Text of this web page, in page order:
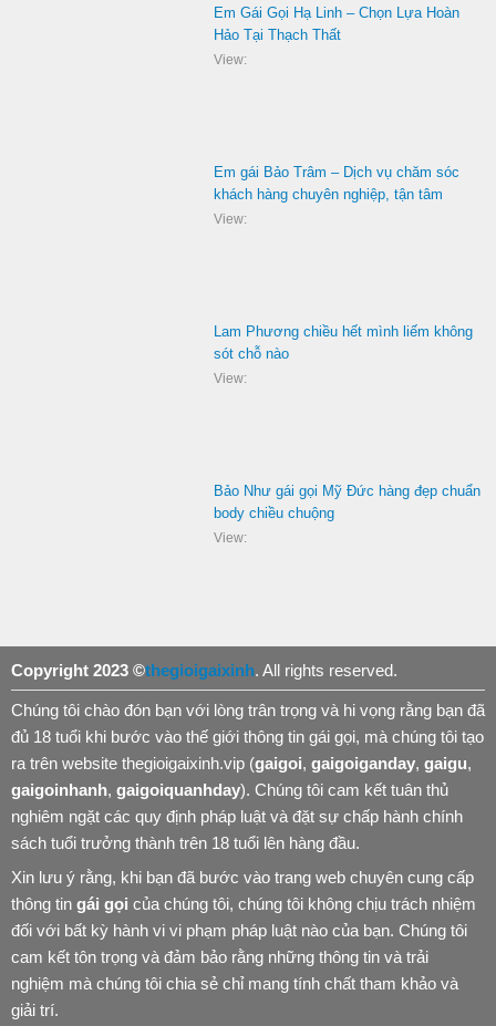
Em Gái Gọi Hạ Linh – Chọn Lựa Hoàn
Hảo Tại Thạch Thất
View:
Em gái Bảo Trâm – Dịch vụ chăm sóc
khách hàng chuyên nghiệp, tận tâm
View:
Lam Phương chiều hết mình liếm không
sót chỗ nào
View:
Bảo Như gái gọi Mỹ Đức hàng đẹp chuẩn
body chiều chuộng
View:
Copyright 2023 ©thegioigaixinh. All rights reserved.
Chúng tôi chào đón bạn với lòng trân trọng và hi vọng rằng bạn đã
đủ 18 tuổi khi bước vào thế giới thông tin gái gọi, mà chúng tôi tạo
ra trên website thegioigaixinh.vip (gaigoi, gaigoiganday, gaigu,
gaigoinhanh, gaigoiquanhday). Chúng tôi cam kết tuân thủ
nghiêm ngặt các quy định pháp luật và đặt sự chấp hành chính
sách tuổi trưởng thành trên 18 tuổi lên hàng đầu.
Xin lưu ý rằng, khi bạn đã bước vào trang web chuyên cung cấp
thông tin gái gọi của chúng tôi, chúng tôi không chịu trách nhiệm
đối với bất kỳ hành vi vi phạm pháp luật nào của bạn. Chúng tôi
cam kết tôn trọng và đảm bảo rằng những thông tin và trải
nghiệm mà chúng tôi chia sẻ chỉ mang tính chất tham khảo và
giải trí.